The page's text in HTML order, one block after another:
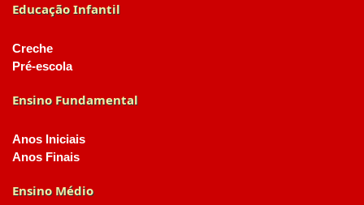
Educação Infantil
Creche
Pré-escola
Ensino Fundamental
Anos Iniciais
Anos Finais
Ensino Médio